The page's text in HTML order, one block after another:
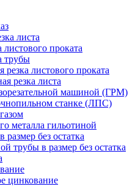
листа
листового проката
трубы
резка листового проката
резка листа
машиной (ГРМ)
станке (ЛПС)
металла гильотиной
размер без остатка
трубы в размер без остатка
цинкование